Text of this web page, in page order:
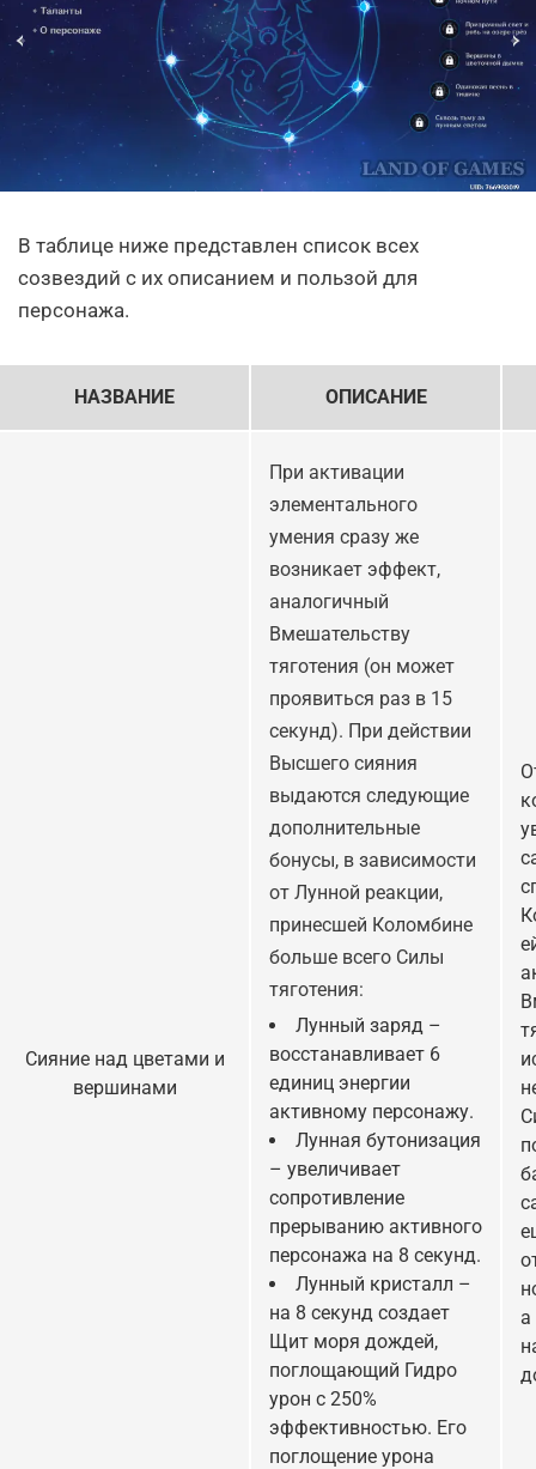
В таблице ниже представлен список всех
созвездий с их описанием и пользой для
персонажа.
НАЗВАНИЕ ОПИСАНИЕ
Сияние над цветами и
вершинами
При активации
элементального
умения сразу же
возникает эффект,
аналогичный
Вмешательству
тяготения (он может
проявиться раз в 15
секунд). При действии
Высшего сияния
выдаются следующие
дополнительные
бонусы, в зависимости
от Лунной реакции,
принесшей Коломбине
больше всего Силы
тяготения:
Лунный заряд –
восстанавливает 6
единиц энергии
активному персонажу.
Лунная бутонизация
– увеличивает
сопротивление
прерыванию активного
персонажа на 8 секунд.
Лунный кристалл –
на 8 секунд создает
Щит моря дождей,
поглощающий Гидро
урон с 250%
эффективностью. Его
поглощение урона
а